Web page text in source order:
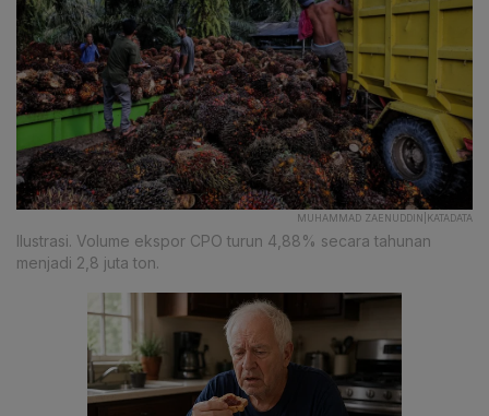
MUHAMMAD ZAENUDDIN|KATADATA
Ilustrasi. Volume ekspor CPO turun 4,88% secara tahunan
menjadi 2,8 juta ton.